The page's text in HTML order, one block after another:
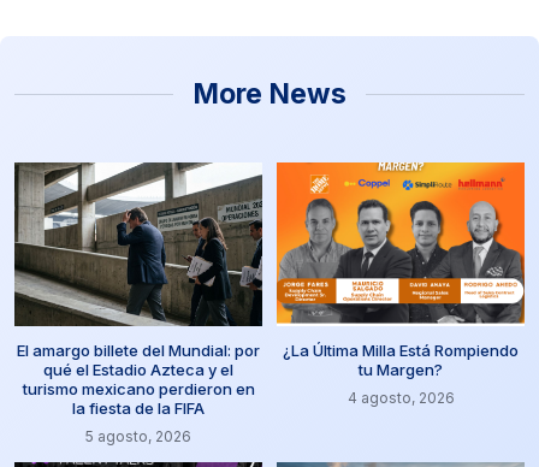
More News
El amargo billete del Mundial: por
qué el Estadio Azteca y el
turismo mexicano perdieron en
la fiesta de la FIFA
5 agosto, 2026
¿La Última Milla Está Rompiendo
tu Margen?
4 agosto, 2026